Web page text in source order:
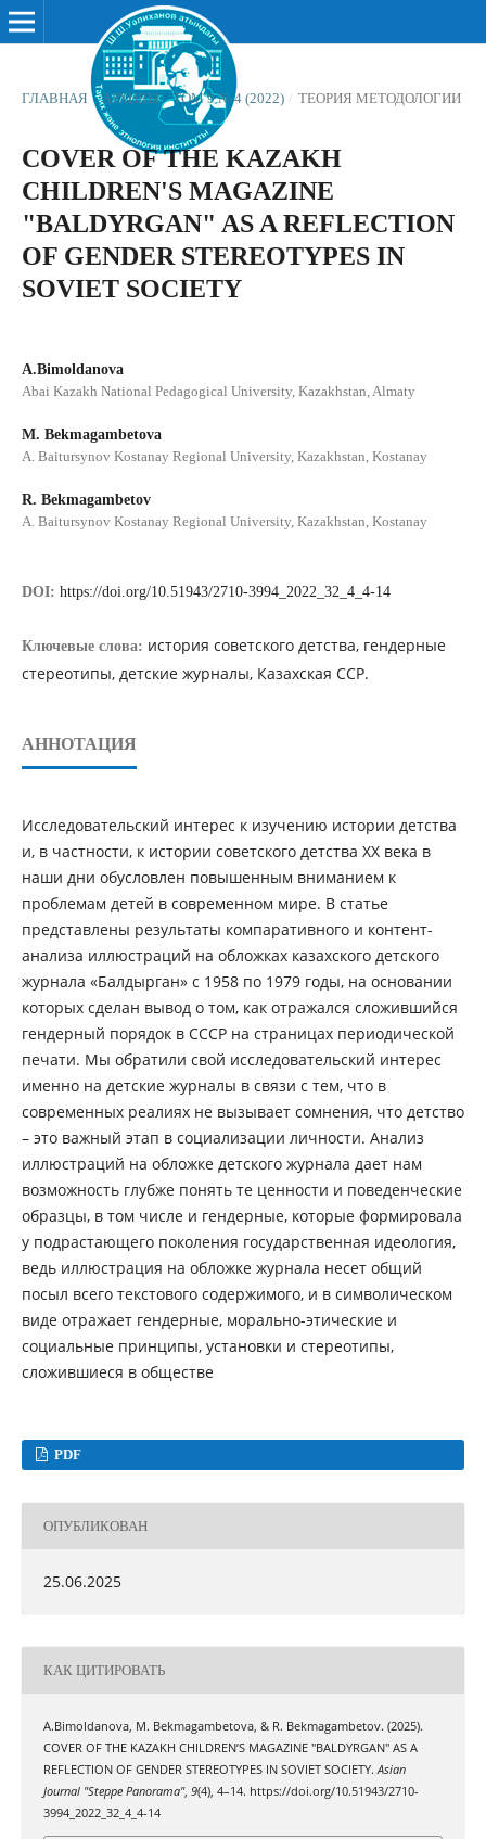
ГЛАВНАЯ / АРХИВЫ / ТОМ 9 № 4 (2022) / ТЕОРИЯ МЕТОДОЛОГИИ
COVER OF THE KAZAKH
CHILDREN'S MAGAZINE
"BALDYRGAN" AS A REFLECTION
OF GENDER STEREOTYPES IN
SOVIET SOCIETY
A.Bimoldanova
Abai Kazakh National Pedagogical University, Kazakhstan, Almaty
M. Bekmagambetova
А. Baitursynov Kostanay Regional University, Kazakhstan, Kostanay
R. Bekmagambetov
А. Baitursynov Kostanay Regional University, Kazakhstan, Kostanay
DOI: https://doi.org/10.51943/2710-3994_2022_32_4_4-14
Ключевые слова: история советского детства, гендерные
стереотипы, детские журналы, Казахская ССР.
АННОТАЦИЯ
Исследовательский интерес к изучению истории детства
и, в частности, к истории советского детства ХХ века в
наши дни обусловлен повышенным вниманием к
проблемам детей в современном мире. В статье
представлены результаты компаративного и контент-
анализа иллюстраций на обложках казахского детского
журнала «Балдырган» с 1958 по 1979 годы, на основании
которых сделан вывод о том, как отражался сложившийся
гендерный порядок в СССР на страницах периодической
печати. Мы обратили свой исследовательский интерес
именно на детские журналы в связи с тем, что в
современных реалиях не вызывает сомнения, что детство
– это важный этап в социализации личности. Анализ
иллюстраций на обложке детского журнала дает нам
возможность глубже понять те ценности и поведенческие
образцы, в том числе и гендерные, которые формировала
у подрастающего поколения государственная идеология,
ведь иллюстрация на обложке журнала несет общий
посыл всего текстового содержимого, и в символическом
виде отражает гендерные, морально-этические и
социальные принципы, установки и стереотипы,
сложившиеся в обществе
PDF
ОПУБЛИКОВАН
25.06.2025
КАК ЦИТИРОВАТЬ
A.Bimoldanova, M. Bekmagambetova, & R. Bekmagambetov. (2025).
COVER OF THE KAZAKH CHILDREN’S MAGAZINE "BALDYRGAN" AS A
REFLECTION OF GENDER STEREOTYPES IN SOVIET SOCIETY.Asian
Journal "Steppe Panorama", 9(4), 4–14. https://doi.org/10.51943/2710-
3994_2022_32_4_4-14